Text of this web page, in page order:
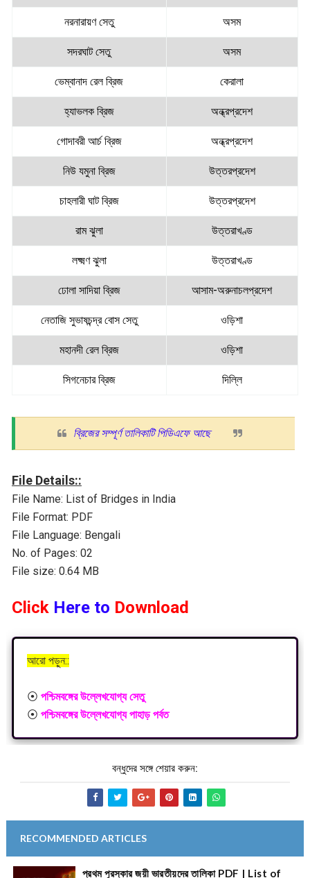
নরনারায়ণ সেতু অসম
সদরঘাট সেতু অসম
ভেম্বানাদ রেল ব্রিজ কেরালা
হ্যাভলক ব্রিজ অন্ধ্রপ্রদেশ
গোদাবরী আর্চ ব্রিজ অন্ধ্রপ্রদেশ
নিউ যমুনা ব্রিজ উত্তরপ্রদেশ
চাহলারী ঘাট ব্রিজ উত্তরপ্রদেশ
রাম ঝুলা উত্তরাখণ্ড
লক্ষ্মণ ঝুলা উত্তরাখণ্ড
ঢোলা সাদিয়া ব্রিজ আসাম-অরুনাচলপ্রদেশ
নেতাজি সুভাষচন্দ্র বোস সেতু ওড়িশা
মহানদী রেল ব্রিজ ওড়িশা
সিগনেচার ব্রিজ দিল্লি
ব্রিজের সম্পূর্ণ তালিকাটি পিডিএফে আছে
File Details::
File Name: List of Bridges in India
File Format: PDF
File Language: Bengali
No. of Pages: 02
File size: 0.64 MB
Click Here to Download
আরো পড়ুন::
⦿ পশ্চিমবঙ্গের উল্লেখযোগ্য সেতু
⦿ পশ্চিমবঙ্গের উল্লেখযোগ্য পাহাড় পর্বত
বন্ধুদের সঙ্গে শেয়ার করুন:
RECOMMENDED ARTICLES
প্রথম পুরস্কার জয়ী ভারতীয়দের তালিকা PDF | List of